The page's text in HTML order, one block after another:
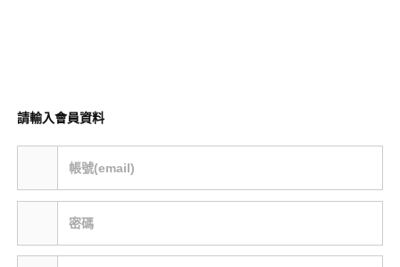
請輸入會員資料
帳號(email)
密碼